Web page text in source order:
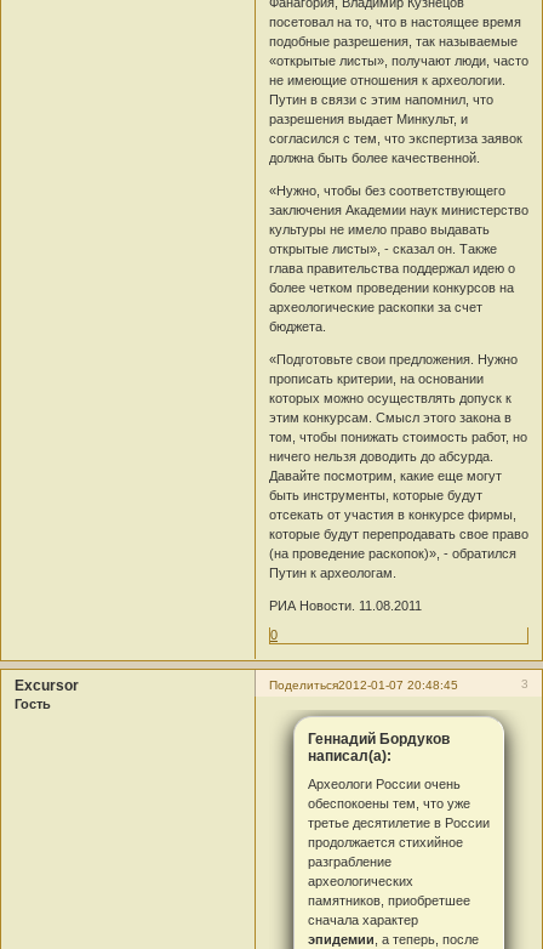
посетовал на то, что в настоящее время
подобные разрешения, так называемые
«открытые листы», получают люди, часто
не имеющие отношения к археологии.
Путин в связи с этим напомнил, что
разрешения выдает Минкульт, и
согласился с тем, что экспертиза заявок
должна быть более качественной.
«Нужно, чтобы без соответствующего
заключения Академии наук министерство
культуры не имело право выдавать
открытые листы», - сказал он. Также
глава правительства поддержал идею о
более четком проведении конкурсов на
археологические раскопки за счет
бюджета.
«Подготовьте свои предложения. Нужно
прописать критерии, на основании
которых можно осуществлять допуск к
этим конкурсам. Смысл этого закона в
том, чтобы понижать стоимость работ, но
ничего нельзя доводить до абсурда.
Давайте посмотрим, какие еще могут
быть инструменты, которые будут
отсекать от участия в конкурсе фирмы,
которые будут перепродавать свое право
(на проведение раскопок)», - обратился
Путин к археологам.
РИА Новости. 11.08.2011
0
Поделиться 3
2012-01-07 20:48:45
Excursor
Гость
Геннадий Бордуков
написал(а):
Археологи России очень
обеспокоены тем, что уже
третье десятилетие в России
продолжается стихийное
разграбление
археологических
памятников, приобретшее
сначала характер
эпидемии , а теперь, после